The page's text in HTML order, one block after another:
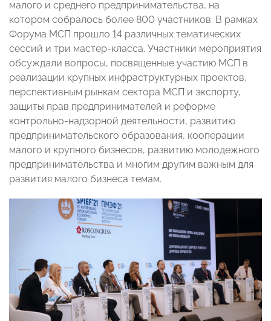
малого и среднего предпринимательства, на
котором собралось более 800 участников. В рамках
Форума МСП прошло 14 различных тематических
сессий и три мастер-класса. Участники мероприятия
обсуждали вопросы, посвященные участию МСП в
реализации крупных инфраструктурных проектов,
перспективным рынкам сектора МСП и экспорту,
защиты прав предпринимателей и реформе
контрольно-надзорной деятельности, развитию
предпринимательского образования, кооперации
малого и крупного бизнесов, развитию молодежного
предпринимательства и многим другим важным для
развития малого бизнеса темам.